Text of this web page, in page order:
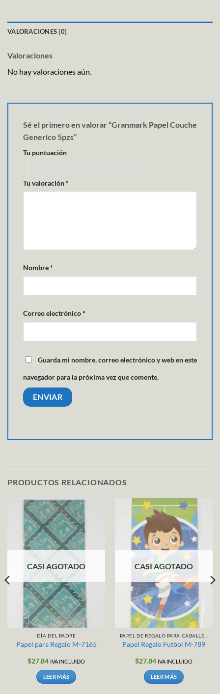
VALORACIONES (0)
Valoraciones
No hay valoraciones aún.
Sé el primero en valorar “Granmark Papel Couche
Generico 5pzs”
Tu puntuación
Tu valoración*
Nombre*
Correo electrónico*
Guarda mi nombre, correo electrónico y web en este
navegador para la próxima vez que comente.
PRODUCTOS RELACIONADOS
CASI AGOTADO
DÍA DEL PADRE
Papel para Regalo M-7165
$27.84 IVA INCLUIDO
LEER MÁS
CASI AGOTADO
Papel Regalo Futbol M-789
$27.84 IVA INCLUIDO
LEER MÁS